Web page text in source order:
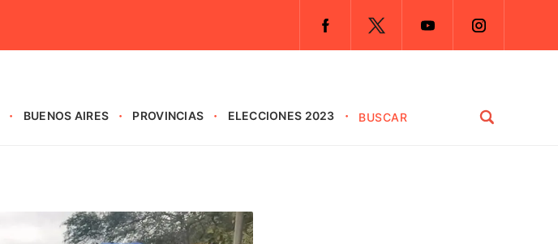
BUENOS AIRES PROVINCIAS ELECCIONES 2023